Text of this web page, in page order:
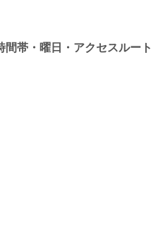
帯・曜日・アクセスルート